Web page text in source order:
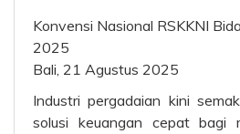
Konvensi Nasional RSKKNI
2025
Bali, 21 Agustus 2025
Industri pergadaian kini
solusi keuangan cepat bagi